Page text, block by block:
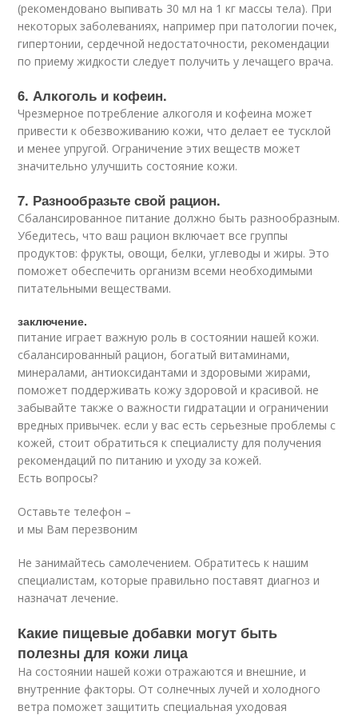
(рекомендовано выпивать 30 мл на 1 кг массы тела). При
некоторых заболеваниях, например при патологии почек,
гипертонии, сердечной недостаточности, рекомендации
по приему жидкости следует получить у лечащего врача.
6. Алкоголь и кофеин.
Чрезмерное потребление алкоголя и кофеина может
привести к обезвоживанию кожи, что делает ее тусклой
и менее упругой. Ограничение этих веществ может
значительно улучшить состояние кожи.
7. Разнообразьте свой рацион.
Сбалансированное питание должно быть разнообразным.
Убедитесь, что ваш рацион включает все группы
продуктов: фрукты, овощи, белки, углеводы и жиры. Это
поможет обеспечить организм всеми необходимыми
питательными веществами.
заключение.
питание играет важную роль в состоянии нашей кожи.
сбалансированный рацион, богатый витаминами,
минералами, антиоксидантами и здоровыми жирами,
поможет поддерживать кожу здоровой и красивой. не
забывайте также о важности гидратации и ограничении
вредных привычек. если у вас есть серьезные проблемы с
кожей, стоит обратиться к специалисту для получения
рекомендаций по питанию и уходу за кожей.
Есть вопросы?
Оставьте телефон –
и мы Вам перезвоним
Не занимайтесь самолечением. Обратитесь к нашим
специалистам, которые правильно поставят диагноз и
назначат лечение.
Какие пищевые добавки могут быть
полезны для кожи лица
На состоянии нашей кожи отражаются и внешние, и
внутренние факторы. От солнечных лучей и холодного
ветра поможет защитить специальная уходовая